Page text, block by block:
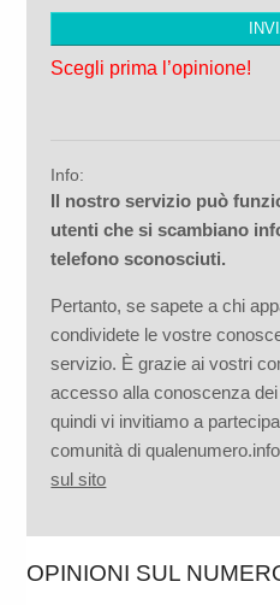
Scegli prima l’opinione!
Info:
Il nostro servizio può
utenti che si scambiano
telefono sconosciuti.
Pertanto, se sapete a chi
condividete le vostre
servizio. È grazie ai vostri
accesso alla conoscenza
quindi vi invitiamo a
comunità di
sul sito
OPINIONI SUL